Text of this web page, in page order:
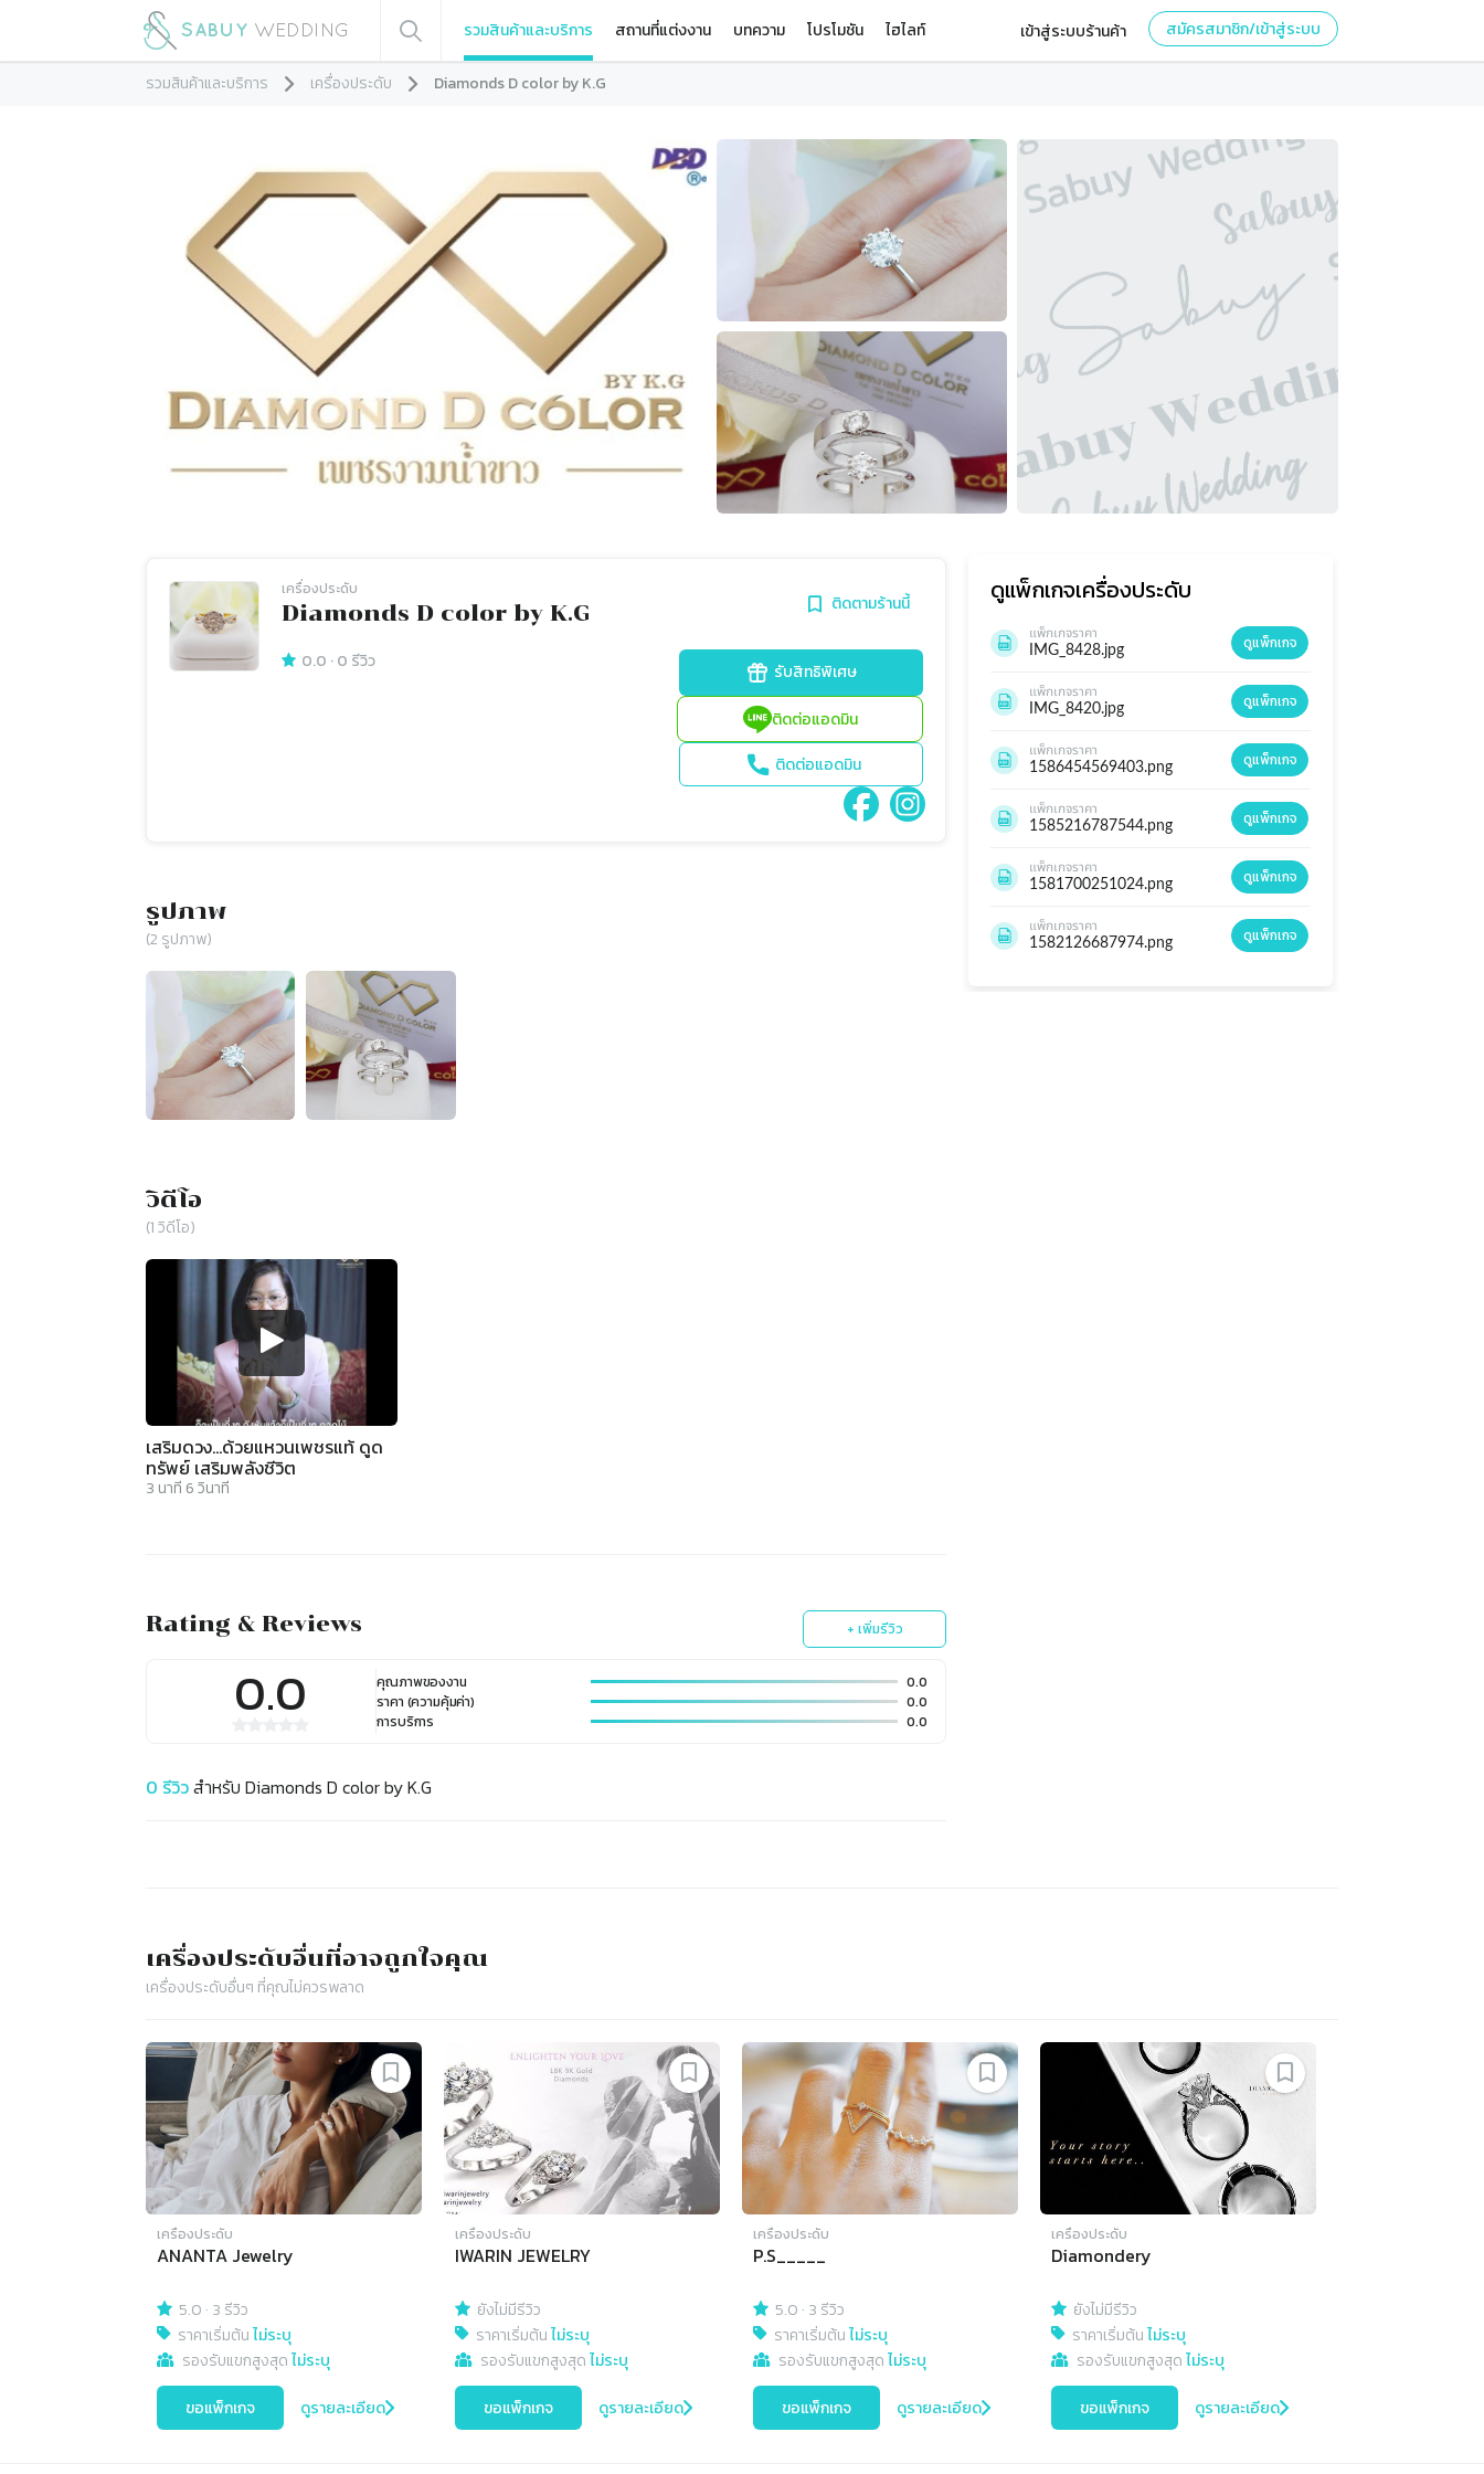
รวมสินค้าและบริการ สถานที่แต่งงาน บทความ โปรโมชัน ไฮไลท์ เข้าสู่ระบบร้านค้า สมัครสมาชิก/เข้าสู่ระบบ
รวมสินค้าและบริการ เครื่องประดับ Diamonds D color by K.G
เครื่องประดับ
Diamonds D color by K.G ติดตามร้านนี้
0.0 ·0 รีวิว รับสิทธิพิเศษ
ติดต่อแอดมิน
ติดต่อแอดมิน
รูปภาพ
(2 รูปภาพ)
วิดีโอ
(1วิดีโอ)
เสริมดวง...ด้วยแหวนเพชรแท้ ดูด
ทรัพย์ เสริมพลังชีวิต
3 นาที 6วินาที
Rating & Reviews + เพิ่มรีวิว
0.0 คุณภาพของงาน
0.0
ราคา (ความคุ้มค่า)
0.0
การบริการ
0.0
0 รีวิวสำหรับ Diamonds D color by K.G
ดูแพ็กเกจเครื่องประดับ
แพ็กเกจราคา
IMG_8428.jpg ดูแพ็กเกจ
แพ็กเกจราคา
IMG_8420.jpg ดูแพ็กเกจ
แพ็กเกจราคา
1586454569403.png ดูแพ็กเกจ
แพ็กเกจราคา
1585216787544.png ดูแพ็กเกจ
แพ็กเกจราคา
1581700251024.png ดูแพ็กเกจ
แพ็กเกจราคา
1582126687974.png ดูแพ็กเกจ
เครื่องประดับอื่นที่อาจถูกใจคุณ
เครื่องประดับอื่นๆ ที่คุณไม่ควรพลาด
เครื่องประดับ
ANANTA Jewelry
5.0 · 3 รีวิว
ราคาเริ่มต้นไม่ระบุ
รองรับแขกสูงสุดไม่ระบุ
ขอแพ็กเกจ ดูรายละเอียด
เครื่องประดับ
IWARIN JEWELRY
ยังไม่มีรีวิว
ราคาเริ่มต้นไม่ระบุ
รองรับแขกสูงสุดไม่ระบุ
ขอแพ็กเกจ ดูรายละเอียด
เครื่องประดับ
P.S_____
5.0 · 3 รีวิว
ราคาเริ่มต้นไม่ระบุ
รองรับแขกสูงสุดไม่ระบุ
ขอแพ็กเกจ ดูรายละเอียด
เครื่องประดับ
Diamondery
ยังไม่มีรีวิว
ราคาเริ่มต้นไม่ระบุ
รองรับแขกสูงสุดไม่ระบุ
ขอแพ็กเกจ ดูรายละเอียด